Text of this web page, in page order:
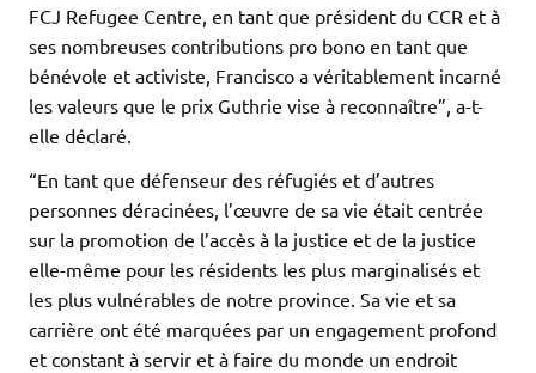
FCJ Refugee Centre, en tant que président du CCR et à
ses nombreuses contributions pro bono en tant que
bénévole et activiste, Francisco a véritablement incarné
les valeurs que le prix Guthrie vise à reconnaître”, a-t-
elle déclaré.
“En tant que défenseur des réfugiés et d’autres
personnes déracinées, l’œuvre de sa vie était centrée
sur la promotion de l’accès à la justice et de la justice
elle-même pour les résidents les plus marginalisés et
les plus vulnérables de notre province. Sa vie et sa
carrière ont été marquées par un engagement profond
et constant à servir et à faire du monde un endroit